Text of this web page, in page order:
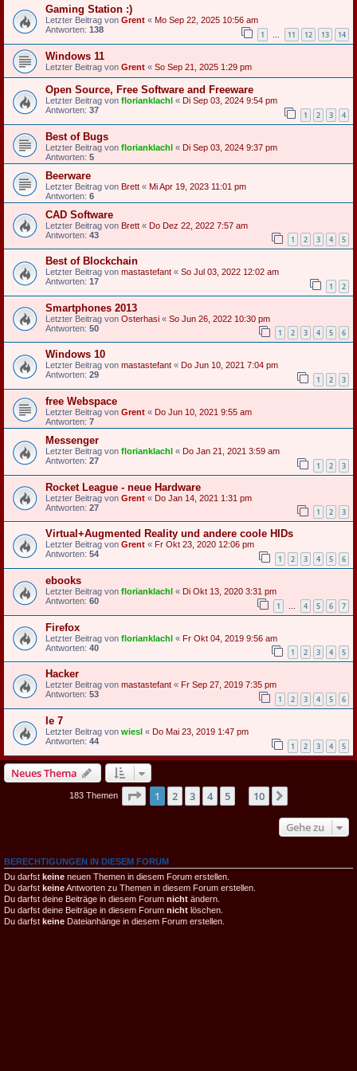
Gaming Station :)
Letzter Beitrag von Grent « Mo Sep 22, 2025 10:56 am
Antworten: 138 1 … 11 12 13 14
Windows 11
Letzter Beitrag von Grent « So Sep 21, 2025 1:29 pm
Open Source, Free Software and Freeware
Letzter Beitrag von florianklachl « Di Sep 03, 2024 9:54 pm
Antworten: 37 1 2 3 4
Best of Bugs
Letzter Beitrag von florianklachl « Di Sep 03, 2024 9:37 pm
Antworten: 5
Beerware
Letzter Beitrag von Brett « Mi Apr 19, 2023 11:01 pm
Antworten: 6
CAD Software
Letzter Beitrag von Brett « Do Dez 22, 2022 7:57 am
Antworten: 43 1 2 3 4 5
Best of Blockchain
Letzter Beitrag von mastastefant « So Jul 03, 2022 12:02 am
Antworten: 17 1 2
Smartphones 2013
Letzter Beitrag von Osterhasi « So Jun 26, 2022 10:30 pm
Antworten: 50 1 2 3 4 5 6
Windows 10
Letzter Beitrag von mastastefant « Do Jun 10, 2021 7:04 pm
Antworten: 29 1 2 3
free Webspace
Letzter Beitrag von Grent « Do Jun 10, 2021 9:55 am
Antworten: 7
Messenger
Letzter Beitrag von florianklachl « Do Jan 21, 2021 3:59 am
Antworten: 27 1 2 3
Rocket League - neue Hardware
Letzter Beitrag von Grent « Do Jan 14, 2021 1:31 pm
Antworten: 27 1 2 3
Virtual+Augmented Reality und andere coole HIDs
Letzter Beitrag von Grent « Fr Okt 23, 2020 12:06 pm
Antworten: 54 1 2 3 4 5 6
ebooks
Letzter Beitrag von florianklachl « Di Okt 13, 2020 3:31 pm
Antworten: 60 1 … 4 5 6 7
Firefox
Letzter Beitrag von florianklachl « Fr Okt 04, 2019 9:56 am
Antworten: 40 1 2 3 4 5
Hacker
Letzter Beitrag von mastastefant « Fr Sep 27, 2019 7:35 pm
Antworten: 53 1 2 3 4 5 6
Ie 7
Letzter Beitrag von wiesl « Do Mai 23, 2019 1:47 pm
Antworten: 44 1 2 3 4 5
Neues Thema
183 Themen Seite 1von 10
1 2 3 4 5 10
Gehe zu
BERECHTIGUNGEN IN DIESEM FORUM
Du darfst keine neuen Themen in diesem Forum erstellen.
Du darfst keineAntworten zu Themen in diesem Forum erstellen.
Du darfst deine Beiträge in diesem Forum nicht ändern.
Du darfst deine Beiträge in diesem Forum nicht löschen.
Du darfst keine Dateianhänge in diesem Forum erstellen.